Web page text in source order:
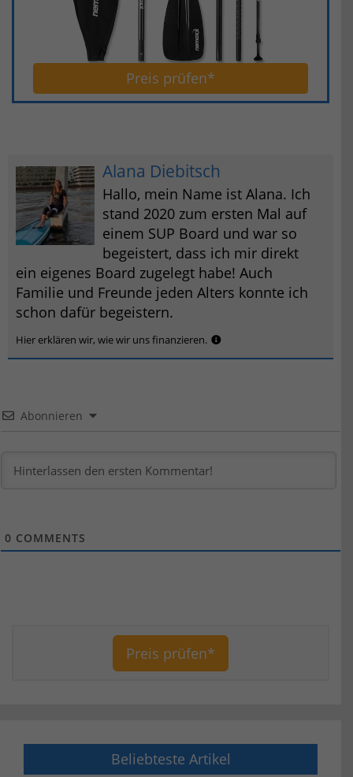
Preis prüfen*
Alana Diebitsch
Hallo, mein Name ist Alana. Ich
stand 2020 zum ersten Mal auf
einem SUP Board und war so
begeistert, dass ich mir direkt
ein eigenes Board zugelegt habe! Auch
Familie und Freunde jeden Alters konnte ich
schon dafür begeistern.
Hier erklären wir, wie wir uns finanzieren.
Abonnieren
0 COMMENTS
Preis prüfen*
Beliebteste Artikel